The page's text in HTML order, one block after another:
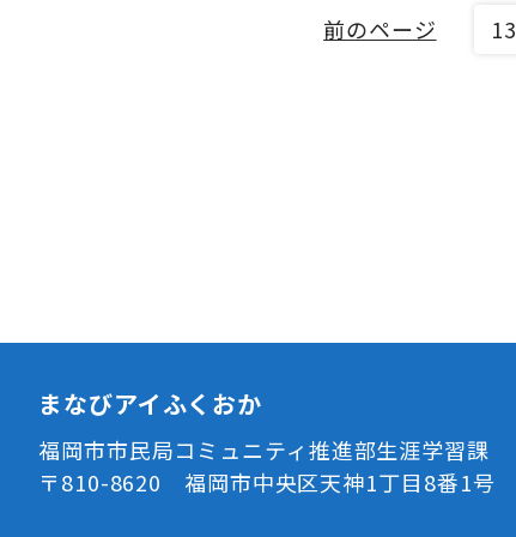
前のページ 13
まなびアイふくおか
福岡市市民局コミュニティ推進部生涯学習課
〒810-8620 福岡市中央区天神1丁目8番1号